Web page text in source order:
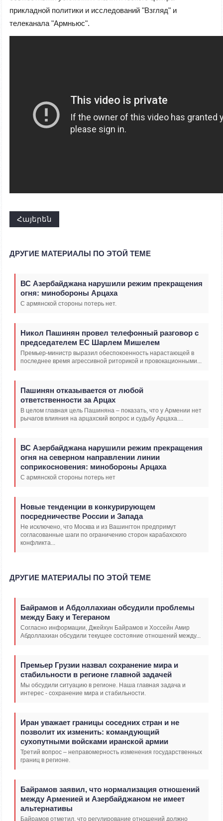
прикладной политики и исследований "Взгляд" и
телеканала "Армньюс".
Հայերեն
ДРУГИЕ МАТЕРИАЛЫ ПО ЭТОЙ ТЕМЕ
ВС Азербайджана нарушили режим прекращения
огня: минобороны Арцаха
С армянской стороны потерь нет.
Никол Пашинян провел телефонный разговор с
председателем ЕС Шарлем Мишелем
Премьер-министр выразил обеспокоенность нарастающей в
последнее время агрессивной риторикой и провокационными...
Пашинян отказывается от любой
ответственности за Арцах
В целом главная цель Пашиняна – показать, что у Армении нет
рычагов влияния на арцахский вопрос и судьбу Арцаха....
ВС Азербайджана нарушили режим прекращения
огня на северном направлении линии
соприкосновения: минобороны Арцаха
С армянской стороны потерь нет
Новые тенденции в конкурирующем
посредничестве России и Запада
Не исключено, что Москва и из Вашингтон предпримут
согласованные шаги по ограничению сторон карабахского
конфликта...
ДРУГИЕ МАТЕРИАЛЫ ПО ЭТОЙ ТЕМЕ
Байрамов и Абдоллахиан обсудили проблемы
между Баку и Тегераном
Согласно информации, Джейхун Байрамов и Хоссейн Амир
Абдоллахиан обсудили текущее состояние отношений между...
Премьер Грузии назвал сохранение мира и
стабильности в регионе главной задачей
Мы обсудили ситуацию в регионе. Наша главная задача и
интерес - сохранение мира и стабильности.
Иран уважает границы соседних стран и не
позволит их изменить: командующий
сухопутными войсками иранской армии
Третий вопрос – неправомерность изменения государственных
границ в регионе.
Байрамов заявил, что нормализация отношений
между Арменией и Азербайджаном не имеет
альтернативы
Байрамов отметил, что регулирование отношений должно